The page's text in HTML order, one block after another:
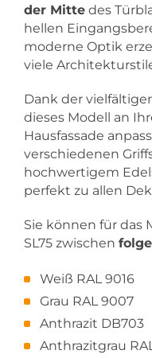
der Mitte des
hellen
moderne Optik
viele
Dank der
dieses Modell an
Hausfassade
verschiedenen
hochwertigem
perfekt zu allen
Sie können für das
SL75 zwischen
Weiß RAL 9016
Grau RAL 9007
Anthrazit DB703
Anthrazitgrau